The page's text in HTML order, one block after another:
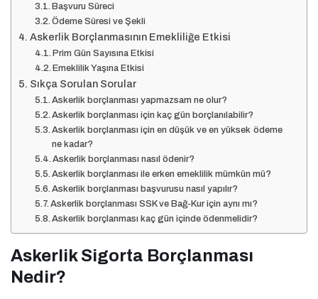
Başvuru Süreci
Ödeme Süresi ve Şekli
Askerlik Borçlanmasının Emekliliğe Etkisi
Prim Gün Sayısına Etkisi
Emeklilik Yaşına Etkisi
Sıkça Sorulan Sorular
Askerlik borçlanması yapmazsam ne olur?
Askerlik borçlanması için kaç gün borçlanılabilir?
Askerlik borçlanması için en düşük ve en yüksek ödeme
ne kadar?
Askerlik borçlanması nasıl ödenir?
Askerlik borçlanması ile erken emeklilik mümkün mü?
Askerlik borçlanması başvurusu nasıl yapılır?
Askerlik borçlanması SSK ve Bağ-Kur için aynı mı?
Askerlik borçlanması kaç gün içinde ödenmelidir?
Askerlik Sigorta Borçlanması
Nedir?